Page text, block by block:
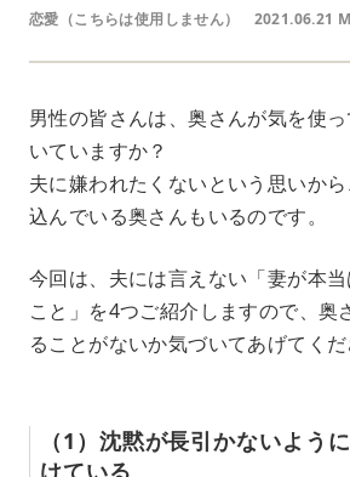
恋愛（こちらは使用しません） 2021.06.21
男性の皆さんは、奥さんが気を使
いていますか？
夫に嫌われたくないという思いか
込んでいる奥さんもいるのです。
今回は、夫には言えない「妻が本
こと」を4つご紹介しますので、奥
ることがないか気づいてあげてくだ
（1）沈黙が長引かないよう
けている